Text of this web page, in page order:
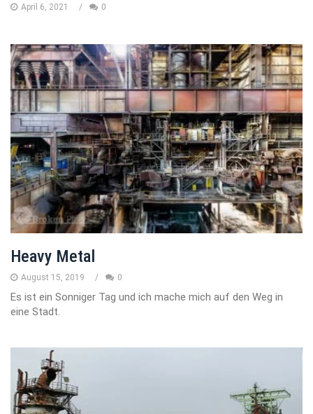
April 6, 2021 0
Heavy Metal
August 15, 2019 0
Es ist ein Sonniger Tag und ich mache mich auf den Weg in
eine Stadt.